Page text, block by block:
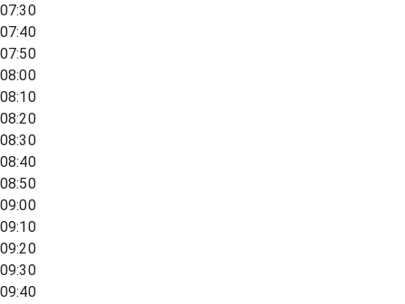
07:30
07:40
07:50
08:00
08:10
08:20
08:30
08:40
08:50
09:00
09:10
09:20
09:30
09:40